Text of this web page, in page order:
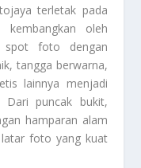
terletak pada
oleh
spot foto dengan
tangga berwarna,
lainnya menjadi
Dari puncak bukit,
hamparan alam
latar foto yang kuat